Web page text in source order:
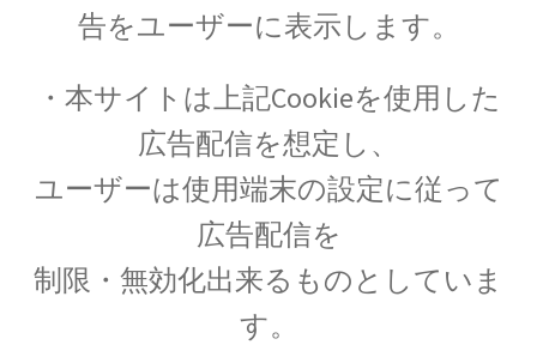
アーサー・コンプトン
【ガンマ線の散乱・吸収を研究｜粒子の波動性
と粒子性を研究】
アーネスト・ラザフォード
告をユーザーに表示します。
・本サイトは上記Cookieを使用した
広告配信を想定し、
ユーザーは使用端末の設定に従って
広告配信を
制限・無効化出来るものとしていま
す。